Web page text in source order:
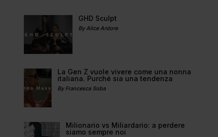
GHD Sculpt
By Alice Ardore
La Gen Z vuole vivere come una nonna
italiana. Purché sia una tendenza
By Francesca Soba
Milionario vs Miliardario: a perdere
siamo sempre noi